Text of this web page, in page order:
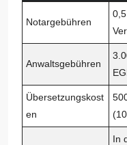
Notargebühren
Anwaltsgebühren
Übersetzungskost
en
In